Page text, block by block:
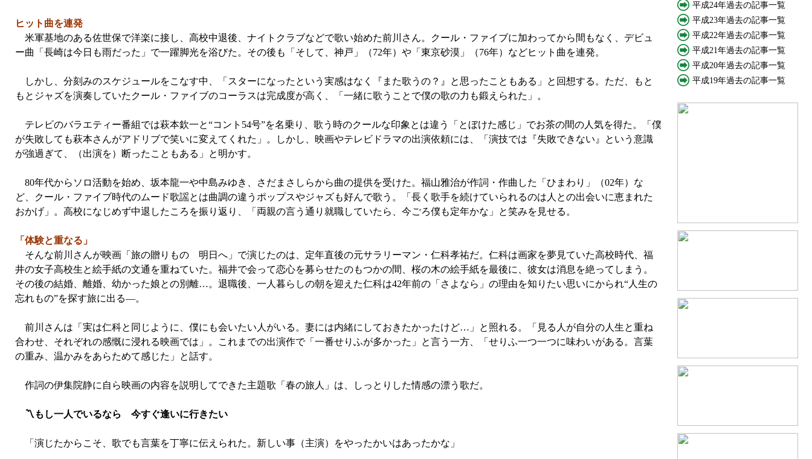
ヒット曲を連発
米軍基地のある佐世保で洋楽に接し、高校中退後、ナイトクラブなどで歌い始めた前川さん。クール・ファイブに加わってから間もなく、デビュ
ー曲「長崎は今日も雨だった」で一躍脚光を浴びた。その後も「そして、神戸」（72年）や「東京砂漠」（76年）などヒット曲を連発。
しかし、分刻みのスケジュールをこなす中、「スターになったという実感はなく『また歌うの？』と思ったこともある」と回想する。ただ、もと
もとジャズを演奏していたクール・ファイブのコーラスは完成度が高く、「一緒に歌うことで僕の歌の力も鍛えられた」。
テレビのバラエティー番組では萩本欽一と“コント54号”を名乗り、歌う時のクールな印象とは違う「とぼけた感じ」でお茶の間の人気を得た。「僕
が失敗しても萩本さんがアドリブで笑いに変えてくれた」。しかし、映画やテレビドラマの出演依頼には、「演技では『失敗できない』という意識
が強過ぎて、（出演を）断ったこともある」と明かす。
80年代からソロ活動を始め、坂本龍一や中島みゆき、さだまさしらから曲の提供を受けた。福山雅治が作詞・作曲した「ひまわり」（02年）な
ど、クール・ファイブ時代のムード歌謡とは曲調の違うポップスやジャズも好んで歌う。「長く歌手を続けていられるのは人との出会いに恵まれた
おかげ」。高校になじめず中退したころを振り返り、「両親の言う通り就職していたら、今ごろ僕も定年かな」と笑みを見せる。
「体験と重なる」
そんな前川さんが映画「旅の贈りもの 明日へ」で演じたのは、定年直後の元サラリーマン・仁科孝祐だ。仁科は画家を夢見ていた高校時代、福
井の女子高校生と絵手紙の文通を重ねていた。福井で会って恋心を募らせたのもつかの間、桜の木の絵手紙を最後に、彼女は消息を絶ってしまう。
その後の結婚、離婚、幼かった娘との別離…。退職後、一人暮らしの朝を迎えた仁科は42年前の「さよなら」の理由を知りたい思いにかられ“人生の
忘れもの”を探す旅に出る—。
前川さんは「実は仁科と同じように、僕にも会いたい人がいる。妻には内緒にしておきたかったけど…」と照れる。「見る人が自分の人生と重ね
合わせ、それぞれの感慨に浸れる映画では」。これまでの出演作で「一番せりふが多かった」と言う一方、「せりふ一つ一つに味わいがある。言葉
の重み、温かみをあらためて感じた」と話す。
作詞の伊集院静に自ら映画の内容を説明してできた主題歌「春の旅人」は、しっとりした情感の漂う歌だ。
〽もし一人でいるなら 今すぐ逢いに行きたい
「演じたからこそ、歌でも言葉を丁寧に伝えられた。新しい事（主演）をやったかいはあったかな」
平成24年過去の記事一覧
平成23年過去の記事一覧
平成22年過去の記事一覧
平成21年過去の記事一覧
平成20年過去の記事一覧
平成19年過去の記事一覧